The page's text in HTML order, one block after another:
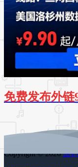
免费发布外链
Copyright © 2026源